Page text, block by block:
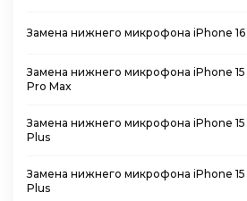
Замена нижнего микрофона iPhone 16
Замена нижнего микрофона iPhone 15
Pro Max
Замена нижнего микрофона iPhone 15
Plus
Замена нижнего микрофона iPhone 15
Plus